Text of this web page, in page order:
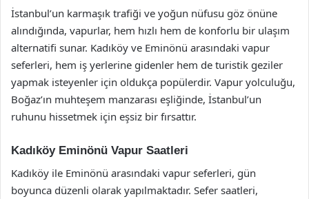
İstanbul’un karmaşık trafiği ve yoğun nüfusu göz önüne
alındığında, vapurlar, hem hızlı hem de konforlu bir ulaşım
alternatifi sunar. Kadıköy ve Eminönü arasındaki vapur
seferleri, hem iş yerlerine gidenler hem de turistik geziler
yapmak isteyenler için oldukça popülerdir. Vapur yolculuğu,
Boğaz’ın muhteşem manzarası eşliğinde, İstanbul’un
ruhunu hissetmek için eşsiz bir fırsattır.
Kadıköy Eminönü Vapur Saatleri
Kadıköy ile Eminönü arasındaki vapur seferleri, gün
boyunca düzenli olarak yapılmaktadır. Sefer saatleri,